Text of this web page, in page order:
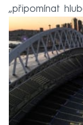
„připomínat